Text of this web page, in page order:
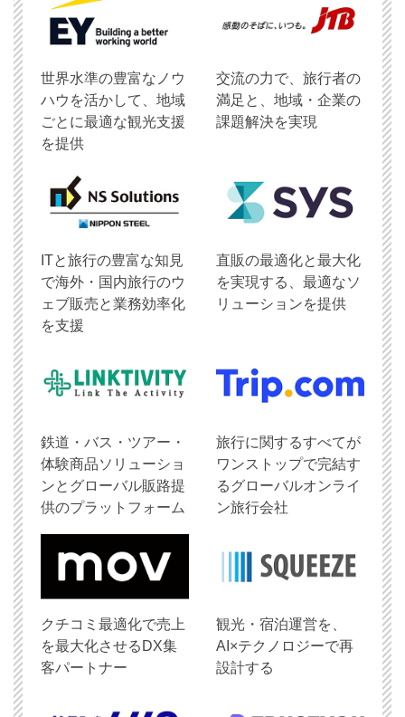
世界水準の豊富なノウ
ハウを活かして、地域
ごとに最適な観光支援
を提供
交流の力で、旅行者の
満足と、地域・企業の
課題解決を実現
ITと旅行の豊富な知見
で海外・国内旅行のウ
ェブ販売と業務効率化
を支援
直販の最適化と最大化
を実現する、最適なソ
リューションを提供
鉄道・バス・ツアー・
体験商品ソリューショ
ンとグローバル販路提
供のプラットフォーム
旅行に関するすべてが
ワンストップで完結す
るグローバルオンライ
ン旅行会社
クチコミ最適化で売上
を最大化させるDX集
客パートナー
観光・宿泊運営を、
AI×テクノロジーで再
設計する